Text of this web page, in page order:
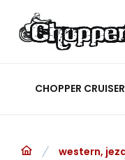
CHOPPER CRUISER
western,